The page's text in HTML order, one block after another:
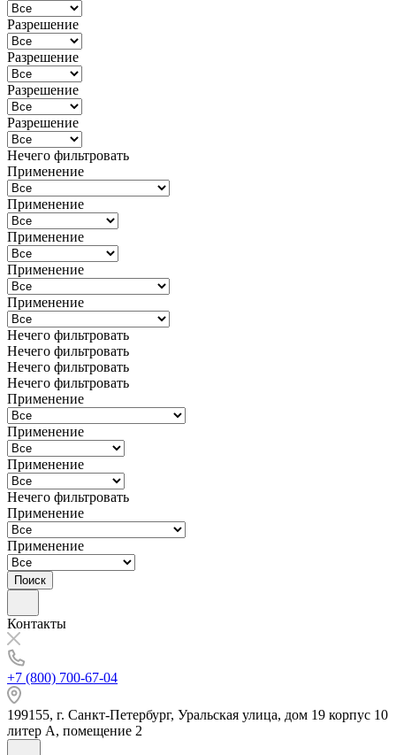
Разрешение
Разрешение
Разрешение
Разрешение
Нечего фильтровать
Применение
Применение
Применение
Применение
Применение
Нечего фильтровать
Нечего фильтровать
Нечего фильтровать
Нечего фильтровать
Применение
Применение
Применение
Нечего фильтровать
Применение
Применение
Поиск
Контакты
+7 (800) 700-67-04
199155, г. Санкт-Петербург, Уральская улица, дом 19 корпус 10
литер А, помещение 2